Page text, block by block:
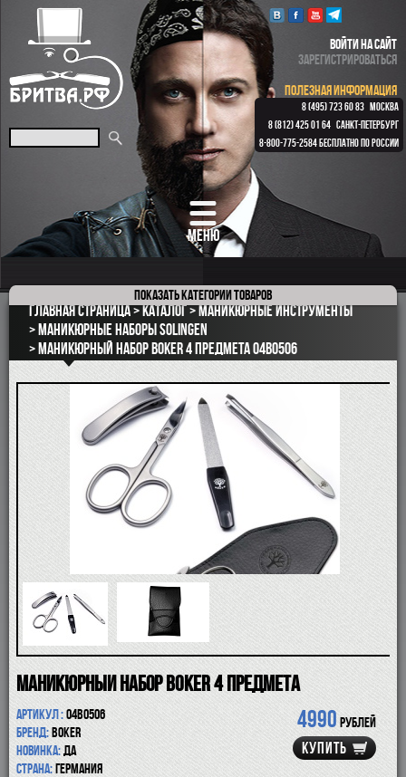
МЕНЮ
ВОЙТИ НА САЙТ
ЗАРЕГИСТРИРОВАТЬСЯ
ПОЛЕЗНАЯ ИНФОРМАЦИЯ
8 (495) 723 60 83 МОСКВА
8 (812) 425 01 64 САНКТ-ПЕТЕРБУРГ
8-800-775-2584 БЕСПЛАТНО ПО РОССИИ
Показатькатегории товаров
ПОДАРОЧНЫЕ НАБОРЫ
ОПАСНЫЕ БРИТВЫ
РЕМНИ
КЛАССИЧЕСКИЕ СТАНКИ
БРИТВЕННЫЕ НАБОРЫ
ПОМАЗКИ
СОВРЕМЕННЫЕ БРИТВЫ
ФУТЛЯРЫ
ДЛЯ БРИТЬЯ
ПОСЛЕ БРИТЬЯ
ДЛЯ БОРОДЫ И УСОВ
ДЛЯ ВОЛОС И ТЕЛА
ПАРФЮМ
ЧАШКИ
КОСМЕТИЧКИ
АКСЕССУАРЫ
МАНИКЮРНЫЕ ИНСТРУМЕНТЫ
СКИДКА
Главная страница Каталог
Маникюрные инструменты
Маникюрные наборы Solingen
Маникюрный набор Boker 4 предмета 04BO506
Маникюрный набор Boker 4 предмета
4990 рублей
КУПИТЬ
Артикул :04BO506
Бренд:Boker
Новинка:да
Страна:Германия